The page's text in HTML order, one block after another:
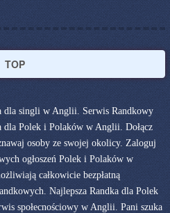
TOP
dla singli w Anglii. Serwis Randkowy
dla Polek i Polaków w Anglii. Dołącz
osoby ze swojej okolicy. Zaloguj
ogłoszeń Polek i Polaków w
całkowicie bezpłatną
Najlepsza Randka dla Polek
społecnościowy w Anglii. Pani szuka